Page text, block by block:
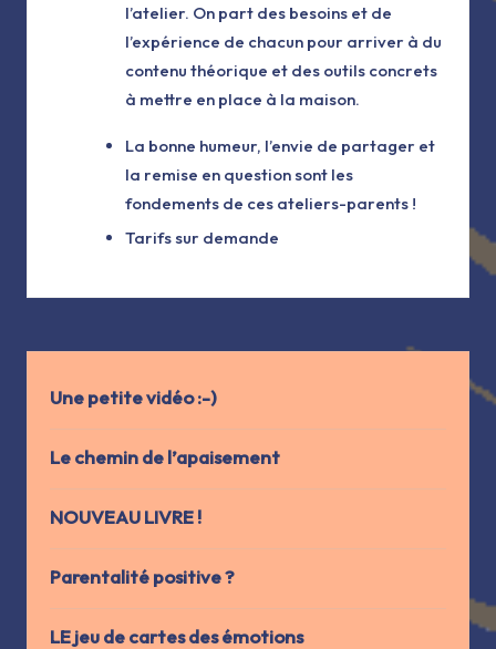
l’atelier. On part des besoins et de
l’expérience de chacun pour arriver à du
contenu théorique et des outils concrets
à mettre en place à la maison.
La bonne humeur, l’envie de partager et
la remise en question sont les
fondements de ces ateliers-parents !
Tarifs sur demande
Une petite vidéo :-)
Le chemin de l’apaisement
NOUVEAU LIVRE !
Parentalité positive ?
LE jeu de cartes des émotions